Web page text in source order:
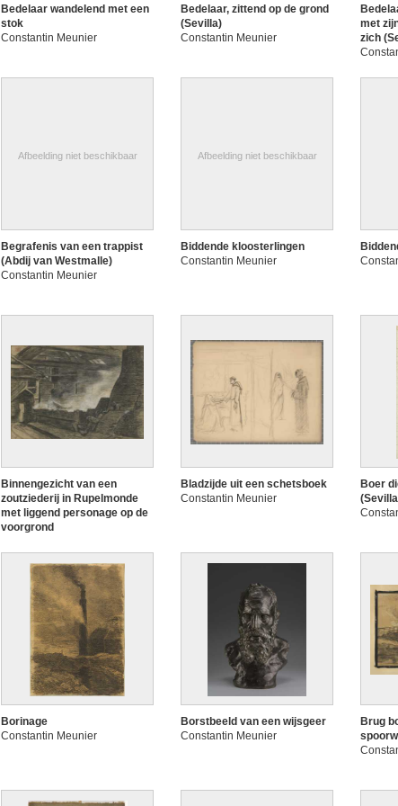
Bedelaar wandelend met een
stok
Constantin Meunier
Bedelaar, zittend op de grond
(Sevilla)
Constantin Meunier
met
zich
Afbeelding niet beschikbaar
Begrafenis van een trappist
(Abdij van Westmalle)
Constantin Meunier
Afbeelding niet beschikbaar
Biddende kloosterlingen
Constantin Meunier
Binnengezicht van een
zoutziederij in Rupelmonde
met liggend personage op de
voorgrond
Bladzijde uit een schetsboek
Constantin Meunier
Boer
Borinage
Constantin Meunier
Borstbeeld van een wijsgeer
Constantin Meunier
Brug